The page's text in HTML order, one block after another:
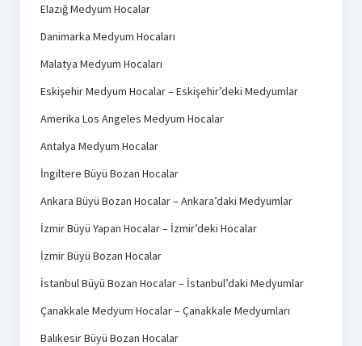
Elazığ Medyum Hocalar
Danimarka Medyum Hocaları
Malatya Medyum Hocaları
Eskişehir Medyum Hocalar – Eskişehir’deki Medyumlar
Amerika Los Angeles Medyum Hocalar
Antalya Medyum Hocalar
İngiltere Büyü Bozan Hocalar
Ankara Büyü Bozan Hocalar – Ankara’daki Medyumlar
İzmir Büyü Yapan Hocalar – İzmir’deki Hocalar
İzmir Büyü Bozan Hocalar
İstanbul Büyü Bozan Hocalar – İstanbul’daki Medyumlar
Çanakkale Medyum Hocalar – Çanakkale Medyumları
Balıkesir Büyü Bozan Hocalar